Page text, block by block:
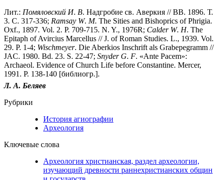
Лит.: Помяловский И. В. Надгробие св. Аверкия // ВВ. 1896. Т.
3. С. 317-336; Ramsay W. M. The Sities and Bishoprics of Phrigia.
Oxf., 1897. Vol. 2. P. 709-715. N. Y., 1976R; Calder W. H. The
Epitaph of Avircius Marcellus // J. of Roman Studies. L., 1939. Vol.
29. P. 1-4; Wischmeyer. Die Aberkios Inschrift als Grabepegramm //
JAC. 1980. Bd. 23. S. 22-47; Snyder G. F. «Ante Pacem»:
Archaeol. Evidence of Church Life before Constantine. Mercer,
1991. Р. 138-140 [библиогр.].
Л. А. Беляев
Рубрики
История агиографии
Археология
Ключевые слова
Археология христианская, раздел археологии,
изучающий древности раннехристианских общин